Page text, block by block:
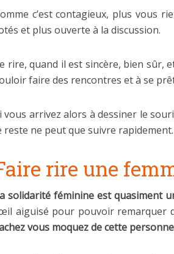
c’est contagieux, plus vous
et plus ouverte à la discussion.
rire, quand il est sincère, bien sûr,
faire des rencontres et à se
vous arrivez alors à dessiner le
reste ne peut que suivre rapidement.
rire une
solidarité féminine est quasiment
aiguisé pour pouvoir remarquer
vous moquez de cette personne